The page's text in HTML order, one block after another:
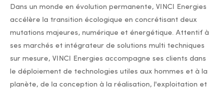
Dans un monde en évolution permanente, VINCI Energies
accélère la transition écologique en concrétisant deux
mutations majeures, numérique et énergétique. Attentif à
ses marchés et intégrateur de solutions multi techniques
sur mesure, VINCI Energies accompagne ses clients dans
le déploiement de technologies utiles aux hommes et à la
planète, de la conception à la réalisation, l'exploitation et